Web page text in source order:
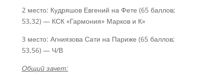
2 место: Кудряшов Евгений на Фете (65 баллов;
53,32) — КСК «Гармония» Марков и К»
3 место: Агниязова Сати на Париже (65 баллов;
53,56) — Ч/В
Общий зачет: